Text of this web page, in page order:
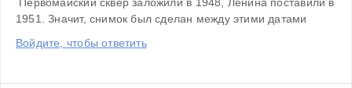
1951. Значит, снимок был сделан между этими датами
Войдите, чтобы ответить